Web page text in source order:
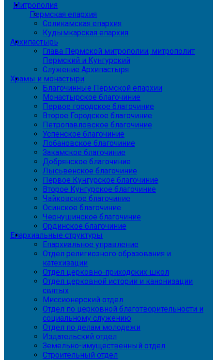
Митрополия
Пермская епархия
Соликамская епархия
Кудымкарская епархия
Архипастырь
Глава Пермской митрополии, митрополит
Пермский и Кунгурский
Служение Архипастыря
Храмы и монастыри
Благочинные Пермской епархии
Монастырское благочиние
Первое городское благочиние
Второе Городское благочиние
Петропавловское благочиние
Успенское благочиние
Лобановское благочиние
Закамское благочиние
Добрянское благочиние
Лысьвенское благочиние
Первое Кунгурское благочиние
Второе Кунгурское благочиние
Чайковское благочиние
Осинское благочиние
Чернушинское благочиние
Ординское благочиние
Епархиальные структуры
Епархиальное управление
Отдел религиозного образования и
катехизации
Отдел церковно-приходских школ
Отдел церковной истории и канонизации
святых
Миссионерский отдел
Отдел по церковной благотворительности и
социальному служению
Отдел по делам молодежи
Издательский отдел
Земельно-имущественный отдел
Строительный отдел